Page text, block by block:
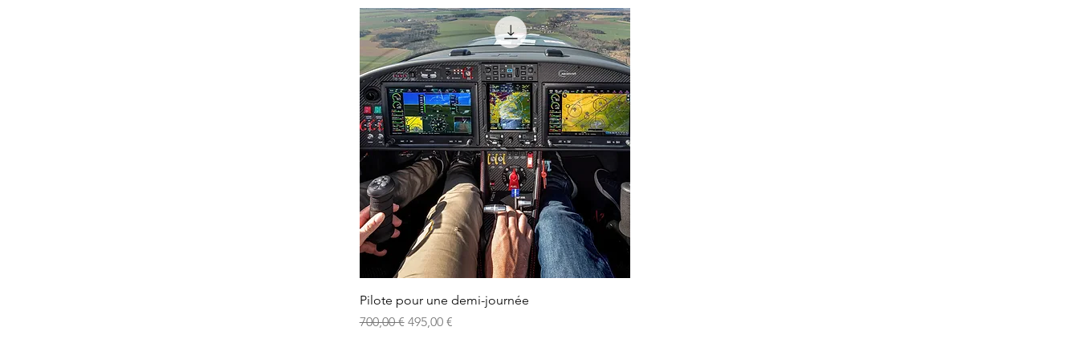
Pilote pour une demi-journée
Prix original
700,00 € Prix promotionnel
495,00 €